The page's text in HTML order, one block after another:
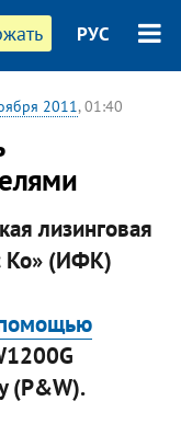
РУС
2011, 01:40
лизинговая
Ко» (ИФК)
(P&W).